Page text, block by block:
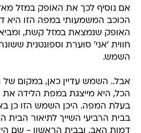
אם נוסיף לכך את האופק במזל
הכוכב המשמעותי במפה הזו היא
האופק שנמצאת במזל קשת,
חווית 'אני' סוערת וספונטנית
השמש.
אבל.. השמש עדיין כאן, במקום
הכל, היא מייצגת במפת הלידה את
בעלת המפה. היכן השמש הזו כן
בבית הרביעי השייך לתיאור הבית
דמות האב, ובבית הראשון - שם